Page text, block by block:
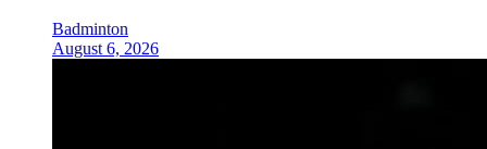
Badminton
August 6, 2026